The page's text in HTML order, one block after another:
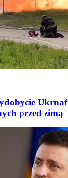
przed zimą